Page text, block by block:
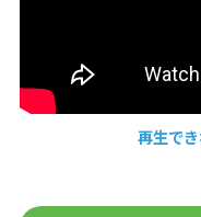
再生で